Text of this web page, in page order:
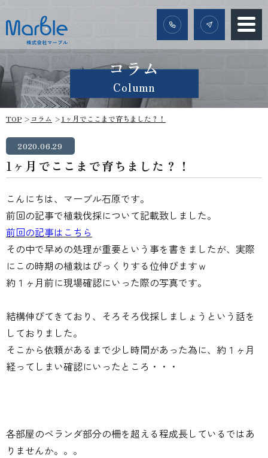
コラム
Column
TOP コラム 1ヶ月でここまで育ちました？！
2020.06.29
1ヶ月でここまで育ちました？！
こんにちは、マーブル石原です。
前回の記事で植栽伐採について記載致しました。
前回の記事はこちら
その中で早めの処理が重要という事を書きましたが、実際
にこの時期の植栽はびっくりする位伸びますｗ
約１ヶ月前に現場確認にいった際の写真です。
結構伸びてきており、そろそろ伐採しましょうという話を
しておりました。
そこから依頼があるまで少し時間があった為に、約１ヶ月
経ってしまい確認にいったところ・・・
各部屋のベランダ部分の柵を超える程成長しているではあ
りませんか。。。